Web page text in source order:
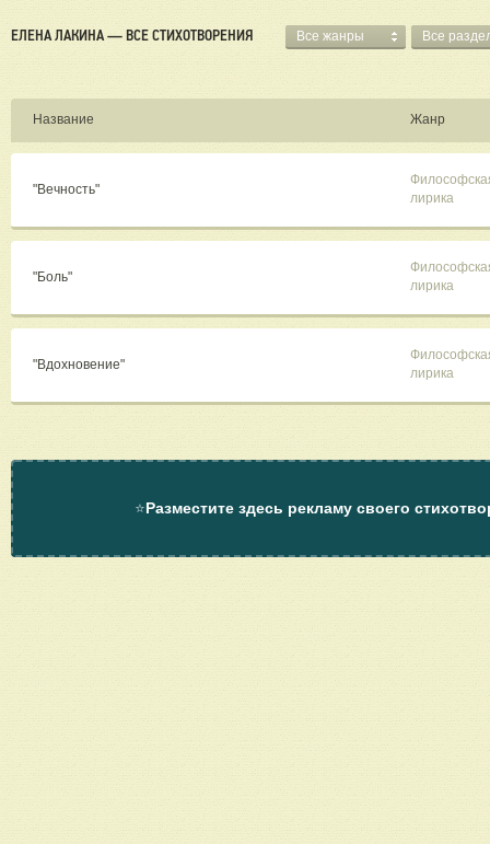
ЕЛЕНА ЛАКИНА — ВСЕ СТИХОТВОРЕНИЯ Все жанры Все
Название Жанр
"Вечность"
лирика
"Боль"
лирика
"Вдохновение"
лирика
⭐Разместите здесь рекламу своего